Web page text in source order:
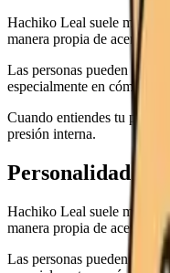
Hachiko Leal suele
manera propia de acercarse
Las personas pueden notar
especialmente en cómo
Cuando entiendes tu
presión interna.
Personalidad
Hachiko Leal suele
manera propia de acercarse
Las personas pueden notar